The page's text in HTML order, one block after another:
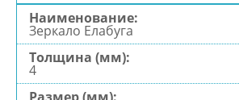
Зеркало Елабуга
4